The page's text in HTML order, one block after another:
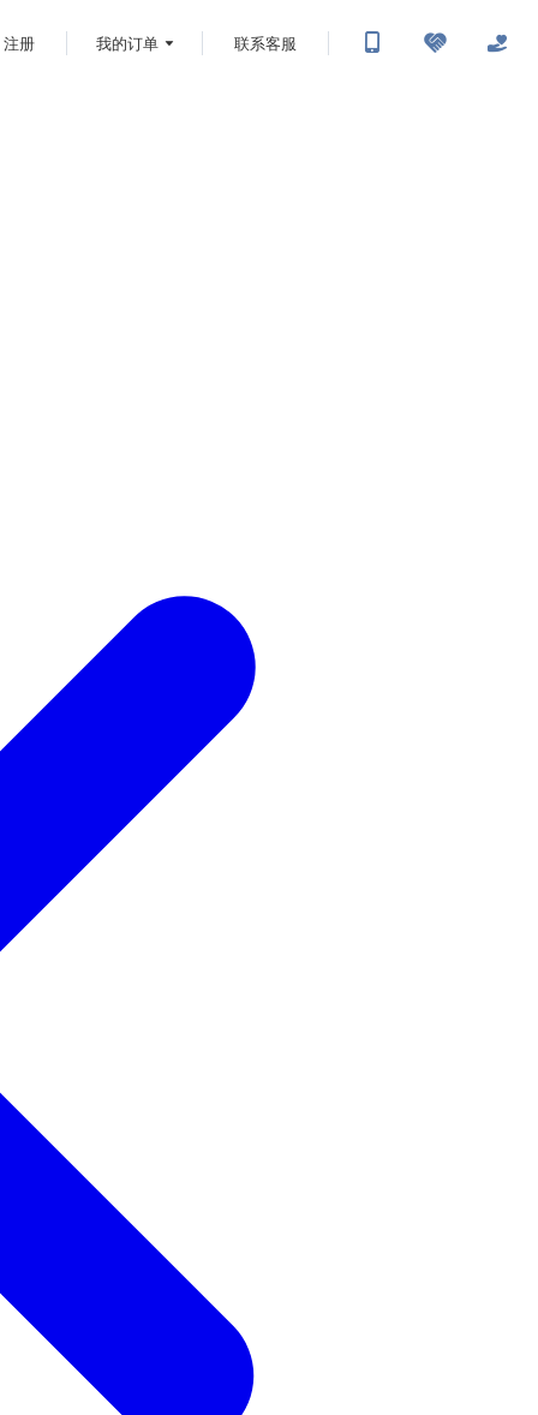
注册 我的订单 联系客服